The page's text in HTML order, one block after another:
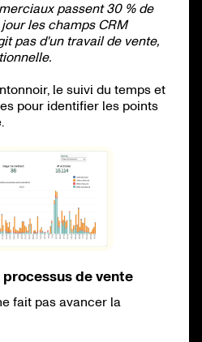
passent 30 % de
les champs CRM
pas d'un travail de vente,
le suivi du temps et
pour identifier les points
de vente
fait pas avancer la